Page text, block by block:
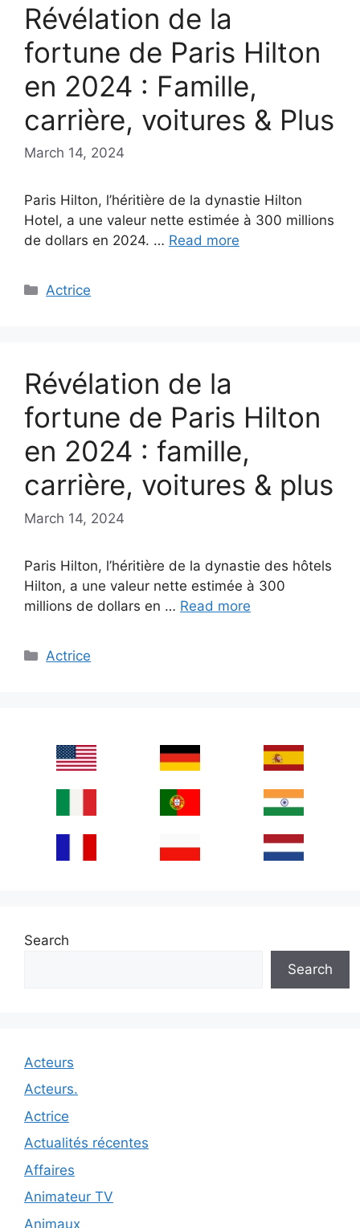
Révélation de la
fortune de Paris Hilton
en 2024 : Famille,
carrière, voitures & Plus
March 14, 2024
Paris Hilton, l’héritière de la dynastie Hilton
Hotel, a une valeur nette estimée à 300 millions
de dollars en 2024. … Read more
Categories
Actrice
Révélation de la
fortune de Paris Hilton
en 2024 : famille,
carrière, voitures & plus
March 14, 2024
Paris Hilton, l’héritière de la dynastie des hôtels
Hilton, a une valeur nette estimée à 300
millions de dollars en … Read more
Categories
Actrice
Search
Search
Acteurs
Acteurs.
Actrice
Actualités récentes
Affaires
Animateur TV
Animaux